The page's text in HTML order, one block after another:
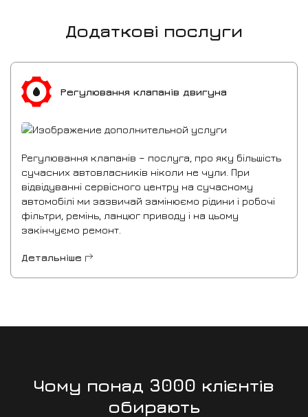
Додаткові послуги
Регулювання клапанів двигуна
Регулювання клапанів – послуга, про яку більшість
сучасних автовласників ніколи не чули. При
відвідуванні сервісного центру на сучасному
автомобілі ми зазвичай замінюємо рідини і робочі
фільтри, ремінь, ланцюг приводу і на цьому
закінчуємо ремонт.
Детальніше
Чому понад 3000 клієнтів
обирають